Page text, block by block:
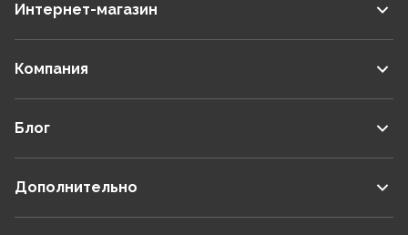
Интернет-магазин
Компания
Блог
Дополнительно